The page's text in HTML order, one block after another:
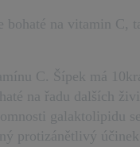
na vitamin C,
C. Šípek má
na řadu dalších
galaktolipidu
protizánětlivý